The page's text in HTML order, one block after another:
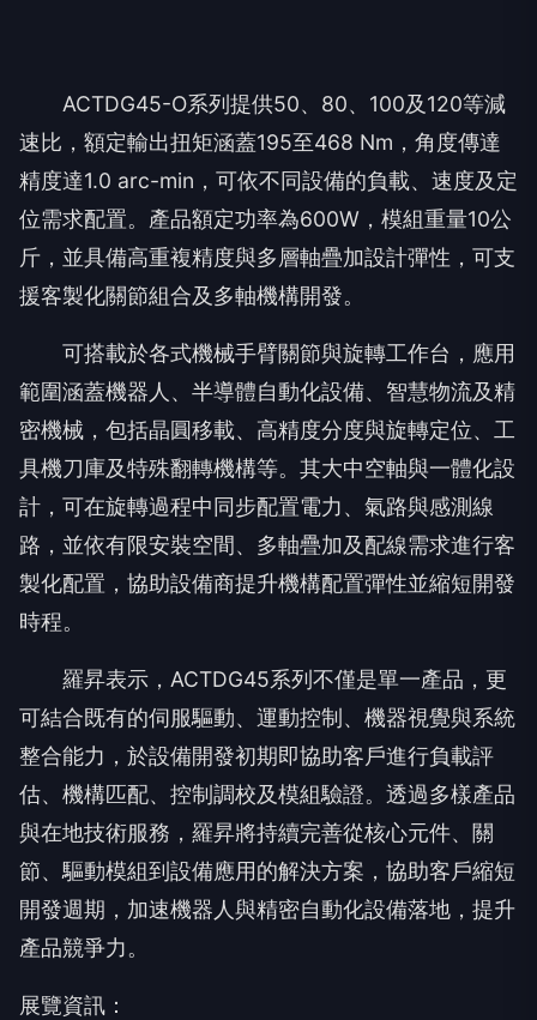
ACTDG45-O系列提供50、80、100及120等減
速比，額定輸出扭矩涵蓋195至468 Nm，角度傳達
精度達1.0 arc-min，可依不同設備的負載、速度及定
位需求配置。產品額定功率為600W，模組重量10公
斤，並具備高重複精度與多層軸疊加設計彈性，可支
援客製化關節組合及多軸機構開發。
可搭載於各式機械手臂關節與旋轉工作台，應用
範圍涵蓋機器人、半導體自動化設備、智慧物流及精
密機械，包括晶圓移載、高精度分度與旋轉定位、工
具機刀庫及特殊翻轉機構等。其大中空軸與一體化設
計，可在旋轉過程中同步配置電力、氣路與感測線
路，並依有限安裝空間、多軸疊加及配線需求進行客
製化配置，協助設備商提升機構配置彈性並縮短開發
時程。
羅昇表示，ACTDG45系列不僅是單一產品，更
可結合既有的伺服驅動、運動控制、機器視覺與系統
整合能力，於設備開發初期即協助客戶進行負載評
估、機構匹配、控制調校及模組驗證。透過多樣產品
與在地技術服務，羅昇將持續完善從核心元件、關
節、驅動模組到設備應用的解決方案，協助客戶縮短
開發週期，加速機器人與精密自動化設備落地，提升
產品競爭力。
展覽資訊：